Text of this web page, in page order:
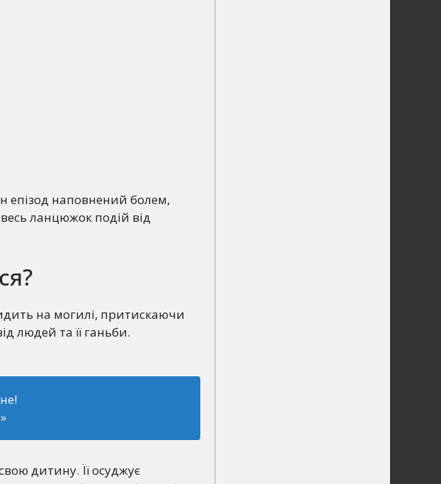
епізод наповнений болем,
ланцюжок подій від
на могилі, притискаючи
людей та її ганьби.
дитину. Її осуджує